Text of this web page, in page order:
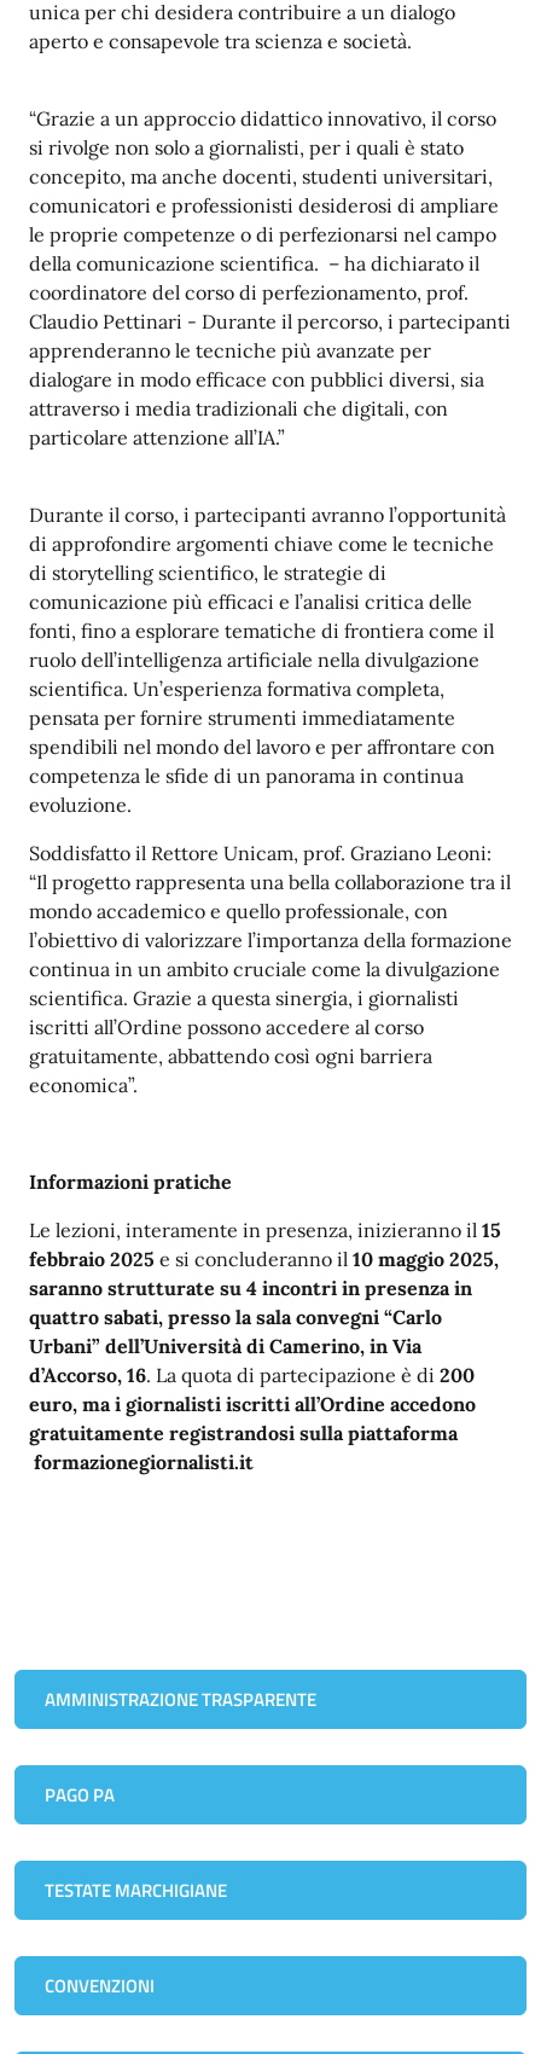
unica per chi desidera contribuire a un dialogo
aperto e consapevole tra scienza e società.
“Grazie a un approccio didattico innovativo, il corso
si rivolge non solo a giornalisti, per i quali è stato
concepito, ma anche docenti, studenti universitari,
comunicatori e professionisti desiderosi di ampliare
le proprie competenze o di perfezionarsi nel campo
della comunicazione scientifica. – ha dichiarato il
coordinatore del corso di perfezionamento, prof.
Claudio Pettinari - Durante il percorso, i partecipanti
apprenderanno le tecniche più avanzate per
dialogare in modo efficace con pubblici diversi, sia
attraverso i media tradizionali che digitali, con
particolare attenzione all’IA.”
Durante il corso, i partecipanti avranno l’opportunità
di approfondire argomenti chiave come le tecniche
di storytelling scientifico, le strategie di
comunicazione più efficaci e l’analisi critica delle
fonti, fino a esplorare tematiche di frontiera come il
ruolo dell’intelligenza artificiale nella divulgazione
scientifica. Un’esperienza formativa completa,
pensata per fornire strumenti immediatamente
spendibili nel mondo del lavoro e per affrontare con
competenza le sfide di un panorama in continua
evoluzione.
Soddisfatto il Rettore Unicam, prof. Graziano Leoni:
“Il progetto rappresenta una bella collaborazione tra il
mondo accademico e quello professionale, con
l’obiettivo di valorizzare l’importanza della formazione
continua in un ambito cruciale come la divulgazione
scientifica. Grazie a questa sinergia, i giornalisti
iscritti all’Ordine possono accedere al corso
gratuitamente, abbattendo così ogni barriera
economica”.
Informazioni pratiche
Le lezioni, interamente in presenza, inizieranno il 15
febbraio 2025 e si concluderanno il 10 maggio 2025,
saranno strutturate su 4 incontri in presenza in
quattro sabati, presso la sala convegni “Carlo
Urbani” dell’Università di Camerino, in Via
d’Accorso, 16. La quota di partecipazione è di 200
euro, ma i giornalisti iscritti all’Ordine accedono
gratuitamente registrandosi sulla piattaforma
formazionegiornalisti.it
AMMINISTRAZIONE TRASPARENTE
PAGO PA
TESTATE MARCHIGIANE
CONVENZIONI